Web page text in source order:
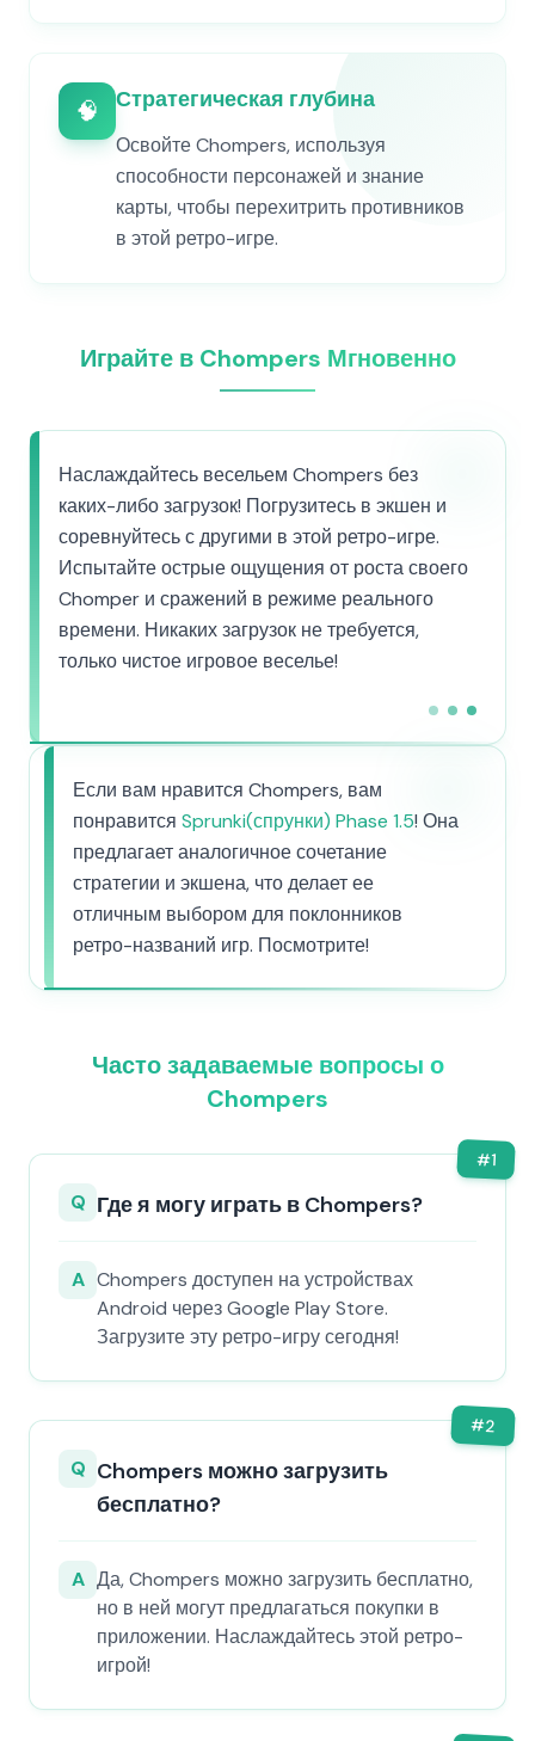
🧠 Стратегическая глубина
Освойте Chompers, используя
способности персонажей и знание
карты, чтобы перехитрить противников
в этой ретро-игре.
Играйте в Chompers Мгновенно
Наслаждайтесь весельем Chompers без
каких-либо загрузок! Погрузитесь в экшен и
соревнуйтесь с другими в этой ретро-игре.
Испытайте острые ощущения от роста своего
Chomper и сражений в режиме реального
времени. Никаких загрузок не требуется,
только чистое игровое веселье!
Если вам нравится Chompers, вам
понравится Sprunki(спрунки) Phase 1.5! Она
предлагает аналогичное сочетание
стратегии и экшена, что делает ее
отличным выбором для поклонников
ретро-названий игр. Посмотрите!
Часто задаваемые вопросы о
Chompers
#1
Q Где я могу играть в Chompers?
A Chompers доступен на устройствах
Android через Google Play Store.
Загрузите эту ретро-игру сегодня!
#2
Q Chompers можно загрузить
бесплатно?
A Да, Chompers можно загрузить бесплатно,
но в ней могут предлагаться покупки в
приложении. Наслаждайтесь этой ретро-
игрой!